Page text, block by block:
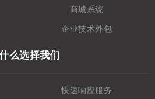
商城系统
企业技术外包
么选择我们
快速响应服务